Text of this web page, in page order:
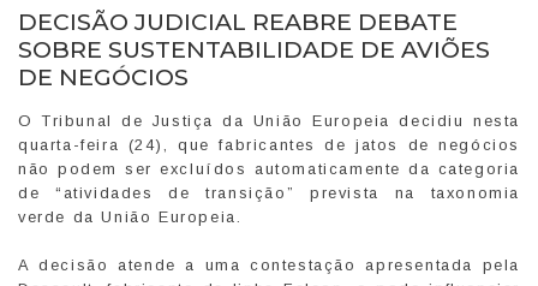
DECISÃO JUDICIAL REABRE DEBATE
SOBRE SUSTENTABILIDADE DE AVIÕES
DE NEGÓCIOS
O Tribunal de Justiça da União Europeia decidiu nesta
quarta-feira (24), que fabricantes de jatos de negócios
não podem ser excluídos automaticamente da categoria
de “atividades de transição” prevista na taxonomia
verde da União Europeia.
A decisão atende a uma contestação apresentada pela